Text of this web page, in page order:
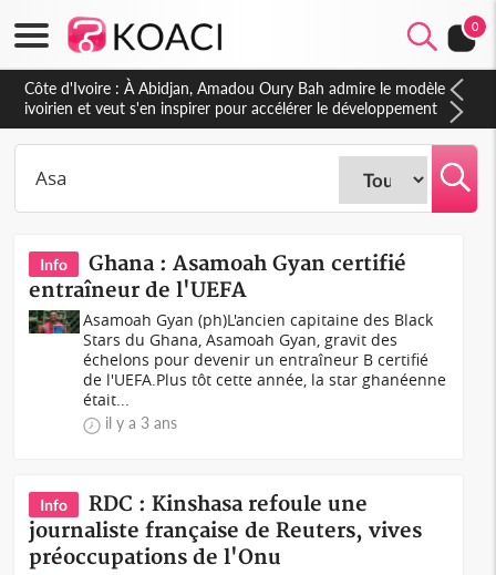
0
Côte d'Ivoire : À Abidjan, Amadou Oury Bah admire le modèle
ivoirien et veut s'en inspirer pour accélérer le développement
de la Guinée
Info
Ghana : Asamoah Gyan certifié
entraîneur de l'UEFA
Asamoah Gyan (ph)L'ancien capitaine des Black
Stars du Ghana, Asamoah Gyan, gravit des
échelons pour devenir un entraîneur B certifié
de l'UEFA.Plus tôt cette année, la star ghanéenne
était...
il y a 3 ans
Info
RDC : Kinshasa refoule une
journaliste française de Reuters, vives
préoccupations de l'Onu